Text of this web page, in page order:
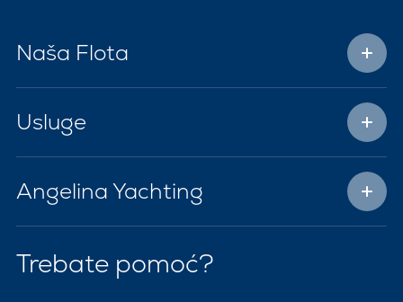
Naša Flota
Usluge
Angelina Yachting
Trebate pomoć?